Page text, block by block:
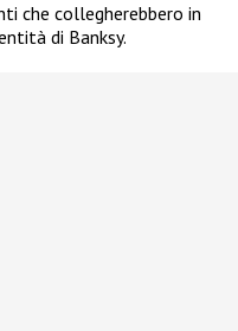
che collegherebbero in
di Banksy.